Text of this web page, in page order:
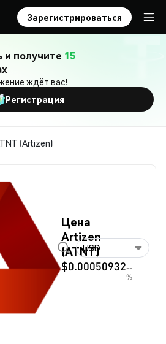
Зарегистрироваться
и получите 15
ждёт вас!
Регистрация
(Artizen)
Цена
Artizen
(ATNT)
$0.00050932--
%
USD